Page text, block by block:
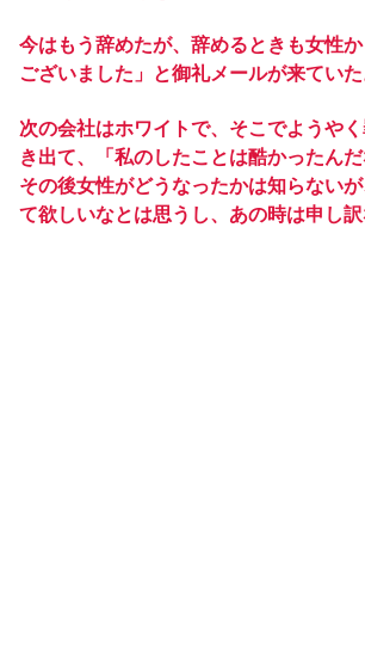
今はもう辞めたが、辞めるときも女性
ございました」と御礼メールが来ていた
次の会社はホワイトで、そこでようや
き出て、「私のしたことは酷かったんだ
その後女性がどうなったかは知らない
て欲しいなとは思うし、あの時は申し訳